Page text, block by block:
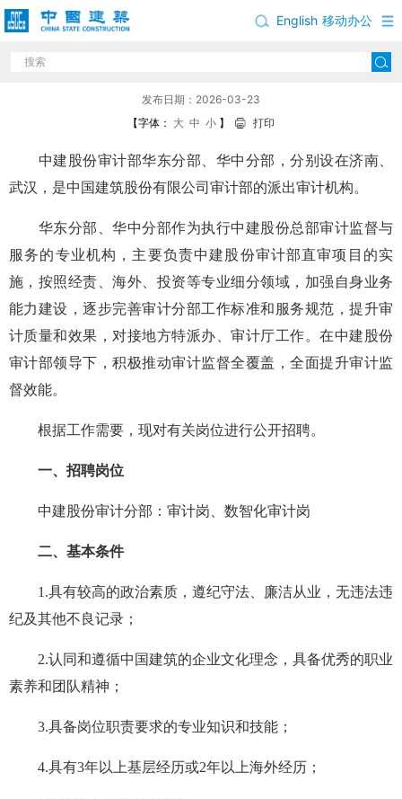
移动办公
English
中国建筑股份有限公司审计分部岗位招聘公告
发布日期：2026-03-23
【字体： 大 中 小 】 打印
中建股份审计部华东分部、华中分部，分别设在济南、
武汉，是中国建筑股份有限公司审计部的派出审计机构。
华东分部、华中分部作为执行中建股份总部审计监督与
服务的专业机构，主要负责中建股份审计部直审项目的实
施，按照经责、海外、投资等专业细分领域，加强自身业务
能力建设，逐步完善审计分部工作标准和服务规范，提升审
计质量和效果，对接地方特派办、审计厅工作。在中建股份
审计部领导下，积极推动审计监督全覆盖，全面提升审计监
督效能。
根据工作需要，现对有关岗位进行公开招聘。
一、招聘岗位
中建股份审计分部：审计岗、数智化审计岗
二、基本条件
1.具有较高的政治素质，遵纪守法、廉洁从业，无违法违
纪及其他不良记录；
2.认同和遵循中国建筑的企业文化理念，具备优秀的职业
素养和团队精神；
3.具备岗位职责要求的专业知识和技能；
4.具有3年以上基层经历或2年以上海外经历；